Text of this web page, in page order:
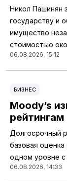
Никол Пашинян
государству и
имущество
стоимостью
06.08.2026, 15:12
БИЗНЕС
Moody’s
рейтингам
Долгосрочный
базовая
одном уровне
06.08.2026, 14:33